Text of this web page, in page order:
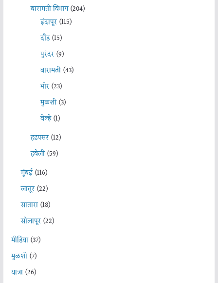
बारामती विभाग(204)
इंदापूर(115)
दौंड(15)
पुरंदर(9)
बारामती(43)
भोर(23)
मुळशी(3)
वेल्हे(1)
हडपसर(12)
हवेली(59)
मुंबई(116)
लातूर(22)
सातारा(18)
सोलापूर(22)
मीडिया(37)
मुळशी(7)
यात्रा(26)